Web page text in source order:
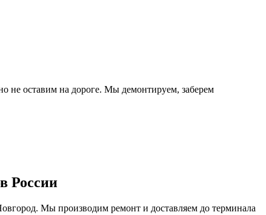
не оставим на дороге. Мы демонтируем, заберем
России
Мы производим ремонт и доставляем до терминала